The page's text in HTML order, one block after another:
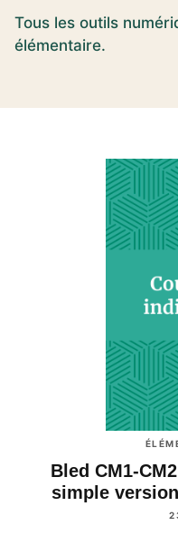
Tous les outils
élémentaire.
Bled CM1-
simple